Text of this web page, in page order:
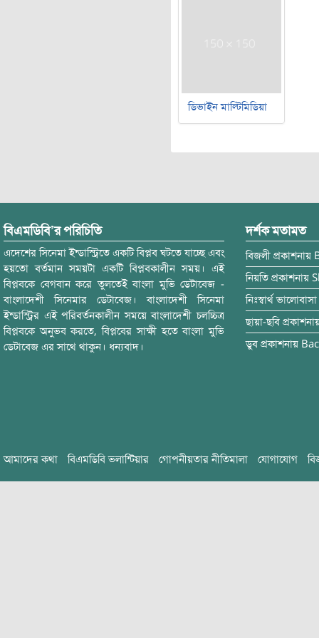
ডিভাইন মাল্টিমিডিয়া
বিএমডিবি’র পরিচিতি
এদেশের সিনেমা ইন্ডাস্ট্রিতে একটি বিপ্লব ঘটতে যাচ্ছে এবং
হয়তো বর্তমান সময়টা একটি বিপ্লবকালীন সময়। এই
বিপ্লবকে বেগবান করে তুলতেই বাংলা মুভি ডেটাবেজ -
বাংলাদেশী সিনেমার ডেটাবেজ। বাংলাদেশী সিনেমা
ইন্ডাস্ট্রির এই পরিবর্তনকালীন সময়ে বাংলাদেশী চলচ্চিত্র
বিপ্লবকে অনুভব করতে, বিপ্লবের সাক্ষী হতে বাংলা মুভি
ডেটাবেজ এর সাথে থাকুন। ধন্যবাদ।
দর্শক মতামত
বিজলী প্রকাশনায়
নিয়তি প্রকাশনায়
নিঃস্বার্থ ভালোবাসা
ছায়া-ছবি
ডুব প্রকাশনায়
আমাদের কথা বিএমডিবি ভলান্টিয়ার গোপনীয়তার নীতিমালা যোগাযোগ